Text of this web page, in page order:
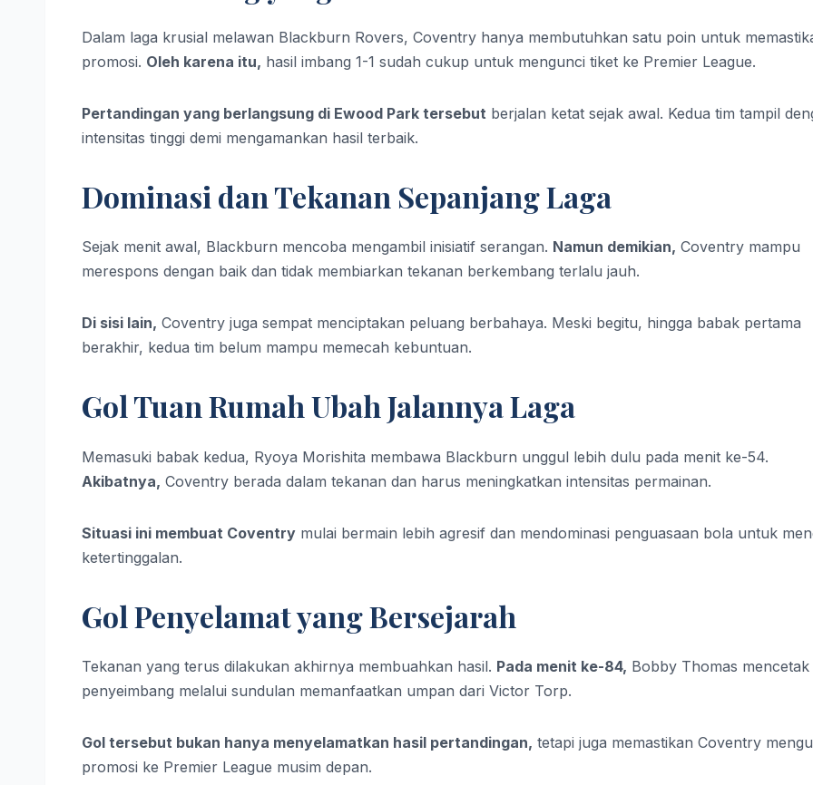
Dalam laga krusial melawan Blackburn Rovers, Coventry hanya membutuhkan satu poin untuk
promosi. Oleh karena itu, hasil imbang 1-1 sudah cukup untuk mengunci tiket ke Premier League.
Pertandingan yang berlangsung di Ewood Park tersebut berjalan ketat sejak awal. Kedua tim tampil
intensitas tinggi demi mengamankan hasil terbaik.
Dominasi dan Tekanan Sepanjang Laga
Sejak menit awal, Blackburn mencoba mengambil inisiatif serangan. Namun demikian, Coventry mampu
merespons dengan baik dan tidak membiarkan tekanan berkembang terlalu jauh.
Di sisi lain, Coventry juga sempat menciptakan peluang berbahaya. Meski begitu, hingga babak pertama
berakhir, kedua tim belum mampu memecah kebuntuan.
Gol Tuan Rumah Ubah Jalannya Laga
Memasuki babak kedua, Ryoya Morishita membawa Blackburn unggul lebih dulu pada menit ke-54.
Akibatnya, Coventry berada dalam tekanan dan harus meningkatkan intensitas permainan.
Situasi ini membuat Coventry mulai bermain lebih agresif dan mendominasi penguasaan bola untuk
ketertinggalan.
Gol Penyelamat yang Bersejarah
Tekanan yang terus dilakukan akhirnya membuahkan hasil. Pada menit ke-84, Bobby Thomas mencetak
penyeimbang melalui sundulan memanfaatkan umpan dari Victor Torp.
Gol tersebut bukan hanya menyelamatkan hasil pertandingan, tetapi juga memastikan Coventry
promosi ke Premier League musim depan.